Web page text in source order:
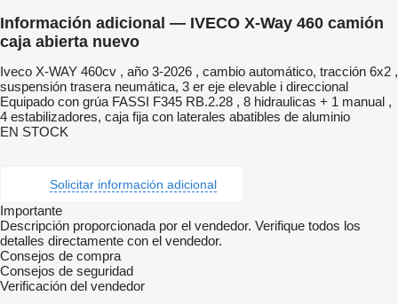
Información adicional — IVECO X-Way 460 camión
caja abierta nuevo
Iveco X-WAY 460cv , año 3-2026 , cambio automático, tracción 6x2 ,
suspensión trasera neumática, 3 er eje elevable i direccional
Equipado con grúa FASSI F345 RB.2.28 , 8 hidraulicas + 1 manual ,
4 estabilizadores, caja fija con laterales abatibles de aluminio
EN STOCK
Solicitar información adicional
Importante
Descripción proporcionada por el vendedor. Verifique todos los
detalles directamente con el vendedor.
Consejos de compra
Consejos de seguridad
Verificación del vendedor